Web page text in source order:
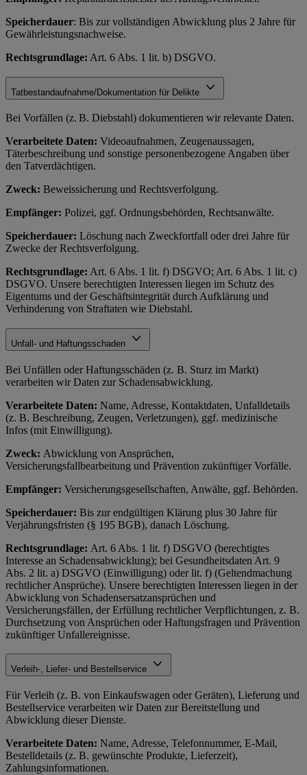
Speicherdauer: Bis zur vollständigen Abwicklung plus 2 Jahre für
Gewährleistungsnachweise.
Rechtsgrundlage: Art. 6 Abs. 1 lit. b) DSGVO.
Tatbestandaufnahme/Dokumentation für Delikte
Bei Vorfällen (z. B. Diebstahl) dokumentieren wir relevante Daten.
Verarbeitete Daten: Videoaufnahmen, Zeugenaussagen,
Täterbeschreibung und sonstige personenbezogene Angaben über
den Tatverdächtigen.
Zweck: Beweissicherung und Rechtsverfolgung.
Empfänger: Polizei, ggf. Ordnungsbehörden, Rechtsanwälte.
Speicherdauer: Löschung nach Zweckfortfall oder drei Jahre für
Zwecke der Rechtsverfolgung.
Rechtsgrundlage: Art. 6 Abs. 1 lit. f) DSGVO; Art. 6 Abs. 1 lit. c)
DSGVO. Unsere berechtigten Interessen liegen im Schutz des
Eigentums und der Geschäftsintegrität durch Aufklärung und
Verhinderung von Straftaten wie Diebstahl.
Unfall- und Haftungsschaden
Bei Unfällen oder Haftungsschäden (z. B. Sturz im Markt)
verarbeiten wir Daten zur Schadensabwicklung.
Verarbeitete Daten: Name, Adresse, Kontaktdaten, Unfalldetails
(z. B. Beschreibung, Zeugen, Verletzungen), ggf. medizinische
Infos (mit Einwilligung).
Zweck: Abwicklung von Ansprüchen,
Versicherungsfallbearbeitung und Prävention zukünftiger Vorfälle.
Empfänger: Versicherungsgesellschaften, Anwälte, ggf. Behörden.
Speicherdauer: Bis zur endgültigen Klärung plus 30 Jahre für
Verjährungsfristen (§ 195 BGB), danach Löschung.
Rechtsgrundlage: Art. 6 Abs. 1 lit. f) DSGVO (berechtigtes
Interesse an Schadensabwicklung); bei Gesundheitsdaten Art. 9
Abs. 2 lit. a) DSGVO (Einwilligung) oder lit. f) (Geltendmachung
rechtlicher Ansprüche). Unsere berechtigten Interessen liegen in der
Abwicklung von Schadensersatzansprüchen und
Versicherungsfällen, der Erfüllung rechtlicher Verpflichtungen, z. B.
Durchsetzung von Ansprüchen oder Haftungsfragen und Prävention
zukünftiger Unfallereignisse.
Verleih-, Liefer- und Bestellservice
Für Verleih (z. B. von Einkaufswagen oder Geräten), Lieferung und
Bestellservice verarbeiten wir Daten zur Bereitstellung und
Abwicklung dieser Dienste.
Verarbeitete Daten: Name, Adresse, Telefonnummer, E-Mail,
Bestelldetails (z. B. gewünschte Produkte, Lieferzeit),
Zahlungsinformationen.